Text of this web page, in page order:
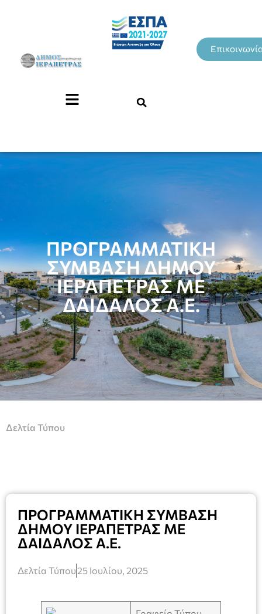
ΠΡΟΓΡΑΜΜΑΤΙΚΗ
ΣΥΜΒΑΣΗ ΔΗΜΟΥ
ΙΕΡΑΠΕΤΡΑΣ ΜΕ
ΔΑΙΔΑΛΟΣ Α.Ε.
Δελτία Τύπου
ΠΡΟΓΡΑΜΜΑΤΙΚΗ ΣΥΜΒΑΣΗ
ΔΗΜΟΥ ΙΕΡΑΠΕΤΡΑΣ ΜΕ
ΔΑΙΔΑΛΟΣ Α.Ε.
Δελτία Τύπου 25 Ιουλίου, 2025